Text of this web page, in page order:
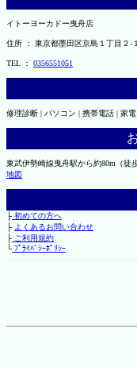
イトーヨーカドー曳舟店
住所 ： 東京都墨田区京島１丁目２-
TEL ： 0356551051
修理診断 | パソコン | 携帯電話 | 家
東武伊勢崎線曳舟駅から約80m（徒
地図
├初めての方へ
├ よくあるお問い合わせ
├ご利用規約
└ﾌﾟﾗｲﾊﾞｼｰﾎﾟﾘｼｰ